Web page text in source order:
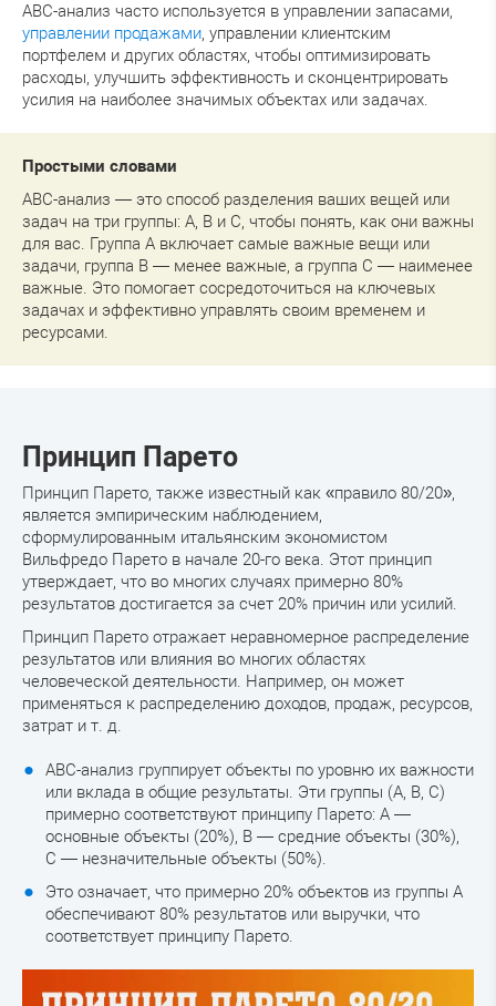
ABC-анализ часто используется в управлении запасами,
управлении продажами, управлении клиентским
портфелем и других областях, чтобы оптимизировать
расходы, улучшить эффективность и сконцентрировать
усилия на наиболее значимых объектах или задачах.
Простыми словами
ABC-анализ — это способ разделения ваших вещей или
задач на три группы: A, B и C, чтобы понять, как они важны
для вас. Группа A включает самые важные вещи или
задачи, группа B — менее важные, а группа C — наименее
важные. Это помогает сосредоточиться на ключевых
задачах и эффективно управлять своим временем и
ресурсами.
Принцип Парето
Принцип Парето, также известный как «правило 80/20»,
является эмпирическим наблюдением,
сформулированным итальянским экономистом
Вильфредо Парето в начале 20-го века. Этот принцип
утверждает, что во многих случаях примерно 80%
результатов достигается за счет 20% причин или усилий.
Принцип Парето отражает неравномерное распределение
результатов или влияния во многих областях
человеческой деятельности. Например, он может
применяться к распределению доходов, продаж, ресурсов,
затрат и т. д.
ABC-анализ группирует объекты по уровню их важности
или вклада в общие результаты. Эти группы (A, B, C)
примерно соответствуют принципу Парето: A —
основные объекты (20%), B — средние объекты (30%),
C — незначительные объекты (50%).
Это означает, что примерно 20% объектов из группы A
обеспечивают 80% результатов или выручки, что
соответствует принципу Парето.